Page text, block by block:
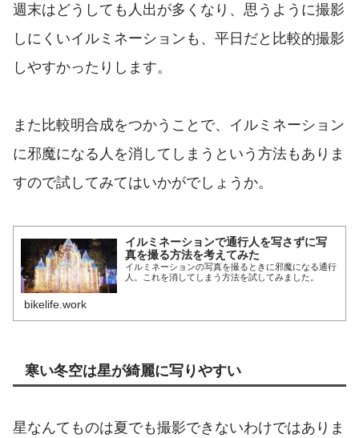
週末はどうしても人出が多くなり、思うように撮影
しにくいイルミネーションも、平日だと比較的撮影
しやすかったりします。
また比較明合成をつかうことで、イルミネーション
に邪魔になる人を消してしまうという方法もありま
すので試してみてはいかがでしょうか。
イルミネーションで通行人を写さずに写
真を撮る方法を考えてみた
イルミネーションの写真を撮るときに邪魔になる通行
人。これを消してしまう方法を試してみました。
bikelife.work
寒い冬空は星が綺麗に写りやすい
星なんてものは夏でも撮影できないわけではありま